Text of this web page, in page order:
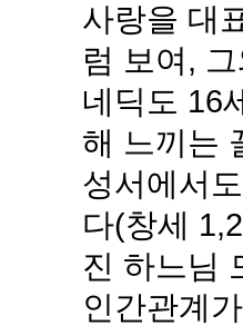
사랑을 대
럼 보여,
네딕도 16
해 느끼는
성서에서
다(창세
진 하느님
인간관계